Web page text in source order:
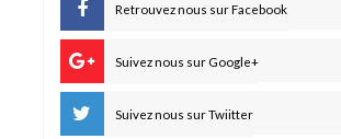
Retrouvez nous sur Facebook
Suivez nous sur Google+
Suivez nous sur Twiitter